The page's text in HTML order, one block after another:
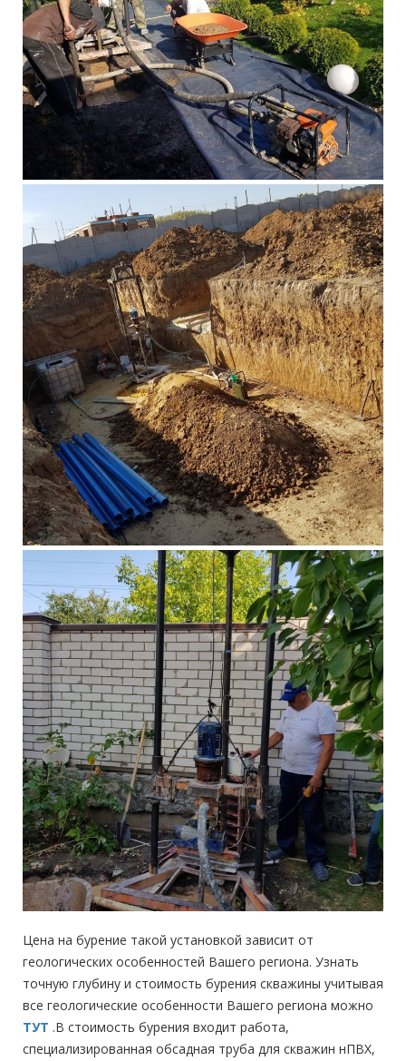
Цена на бурение такой установкой зависит от
геологических особенностей Вашего региона. Узнать
точную глубину и стоимость бурения скважины учитывая
все геологические особенности Вашего региона можно
ТУТ .В стоимость бурения входит работа,
специализированная обсадная труба для скважин нПВХ,